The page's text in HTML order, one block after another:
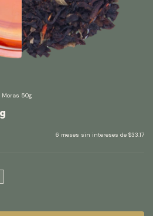
Moras 50g
6 meses sin intereses de $33.17